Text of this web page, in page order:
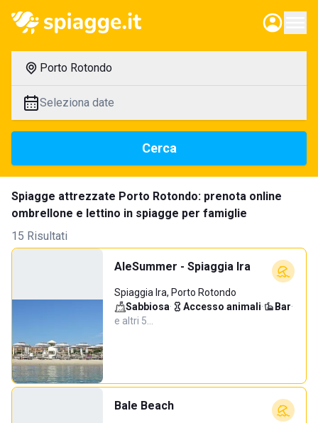
Porto Rotondo
Seleziona date
Cerca
Spiagge attrezzate Porto Rotondo: prenota online
ombrellone e lettino in spiagge per famiglie
15 Risultati
AleSummer - Spiaggia Ira
Spiaggia Ira, Porto Rotondo
Sabbiosa· Accesso animali· Bar·
e altri 5…
Bale Beach